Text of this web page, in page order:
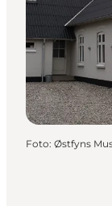
Foto: Østfyns